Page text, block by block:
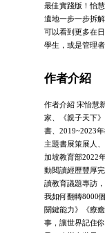
最佳實踐版！怡
遺地一步一步拆
可以看到更多在
學生，或是管理
作者介紹
作者介紹 宋怡慧
家、《親子天下
書、2019~2023
主題書展策展人
加坡教育部2022
動閱讀經歷豐厚
讀教育議題專訪
我如何翻轉8000
關鍵能力》《療
事，讓世界記住